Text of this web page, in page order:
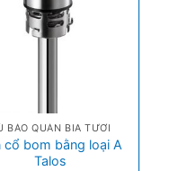
BẢO QUẢN BIA TƯƠI
cổ bom bằng loại A
Talos